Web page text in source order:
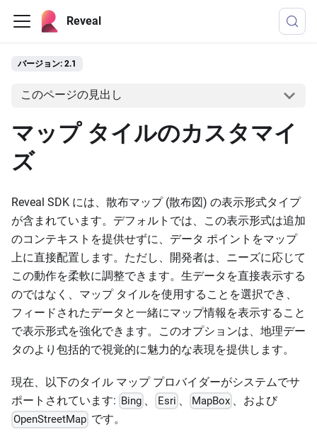
Reveal
バージョン: 2.1
このページの見出し
マップ タイルのカスタマイ
ズ
Reveal SDK には、散布マップ (散布図) の表示形式タイプ
が含まれています。デフォルトでは、この表示形式は追加
のコンテキストを提供せずに、データ ポイントをマップ
上に直接配置します。ただし、開発者は、ニーズに応じて
この動作を柔軟に調整できます。生データを直接表示する
のではなく、マップ タイルを使用することを選択でき、
フィードされたデータと一緒にマップ情報を表示すること
で表示形式を強化できます。このオプションは、地理デー
タのより包括的で視覚的に魅力的な表現を提供します。
現在、以下のタイル マップ プロバイダーがシステムでサ
ポートされています: Bing Esri MapBox 、および
OpenStreetMap です。